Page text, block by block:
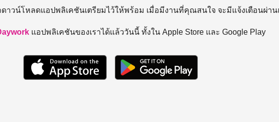
าวน์โหลดแอปพลิเคชันเตรียมไว้ให้พร้อม เมื่อมีงานที่คุณสนใจ จะมีแจ้งเตือนผ่
แอปพลิเคชันของเราได้แล้ววันนี้ ทั้งใน Apple Store และ Google Play